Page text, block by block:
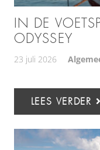
IN DE
ODYSSEY
23 juli 2026
LEES VERDER